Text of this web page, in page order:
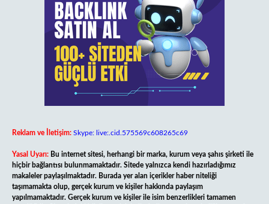
Reklam ve İletişim: Skype: live:.cid.575569c608265c69
Yasal Uyarı: Bu internet sitesi, herhangi bir marka, kurum veya şahıs şirketi ile
hiçbir bağlantısı bulunmamaktadır. Sitede yalnızca kendi hazırladığımız
makaleler paylaşılmaktadır. Burada yer alan içerikler haber niteliği
taşımamakta olup, gerçek kurum ve kişiler hakkında paylaşım
yapılmamaktadır. Gerçek kurum ve kişiler ile isim benzerlikleri tamamen